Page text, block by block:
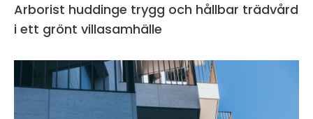
Arborist huddinge trygg och hållbar trädvård
i ett grönt villasamhälle